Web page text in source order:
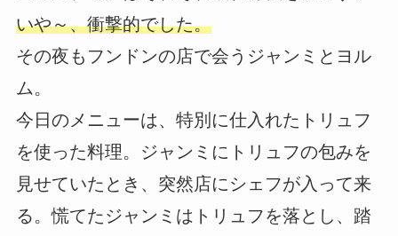
いや～、衝撃的でした。
その夜もフンドンの店で会うジャンミとヨル
ム。
今日のメニューは、特別に仕入れたトリュフ
を使った料理。ジャンミにトリュフの包みを
見せていたとき、突然店にシェフが入って来
る。慌てたジャンミはトリュフを落とし、踏